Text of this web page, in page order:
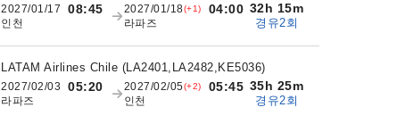
2027/01/17 08:45
인천
2027/01/18(+1) 04:00
라파즈
32h 15m
경유2회
LATAM Airlines Chile (LA2401,LA2482,KE5036)
2027/02/03 05:20
라파즈
2027/02/05(+2) 05:45
인천
35h 25m
경유2회